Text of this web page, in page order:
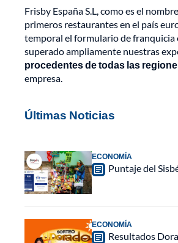
Frisby España S.L, como es el
primeros restaurantes en el país
temporal el formulario de franquicia
superado ampliamente nuestras
procedentes de todas las
empresa.
Últimas Noticias
ECONOMÍA
Puntaje del
ECONOMÍA
Resultados